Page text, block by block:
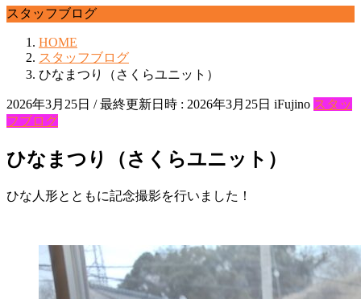
スタッフブログ
HOME
スタッフブログ
ひなまつり（さくらユニット）
2026年3月25日 / 最終更新日時 : 2026年3月25日 iFujino スタッ
フブログ
ひなまつり（さくらユニット）
ひな人形とともに記念撮影を行いました！